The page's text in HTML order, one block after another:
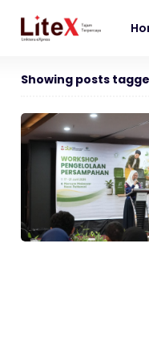
Showing posts